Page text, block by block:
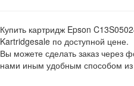
Купить картридж Epson
Kartridgesale по доступной цене.
Вы можете сделать заказ через
нами иным удобным способом из